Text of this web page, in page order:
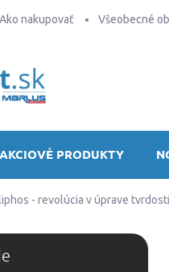
Ako nakupovať Všeobecné
AKCIOVÉ PRODUKTY
- revolúcia v úprave